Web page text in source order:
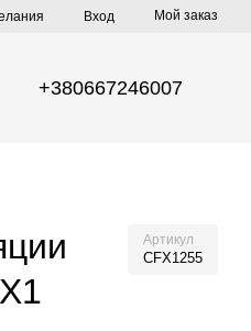
Вход Мой заказ
+380667246007
Артикул
CFX1255